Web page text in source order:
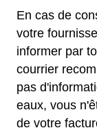
En cas de
votre
informer par
courrier
pas
eaux, vous
de votre